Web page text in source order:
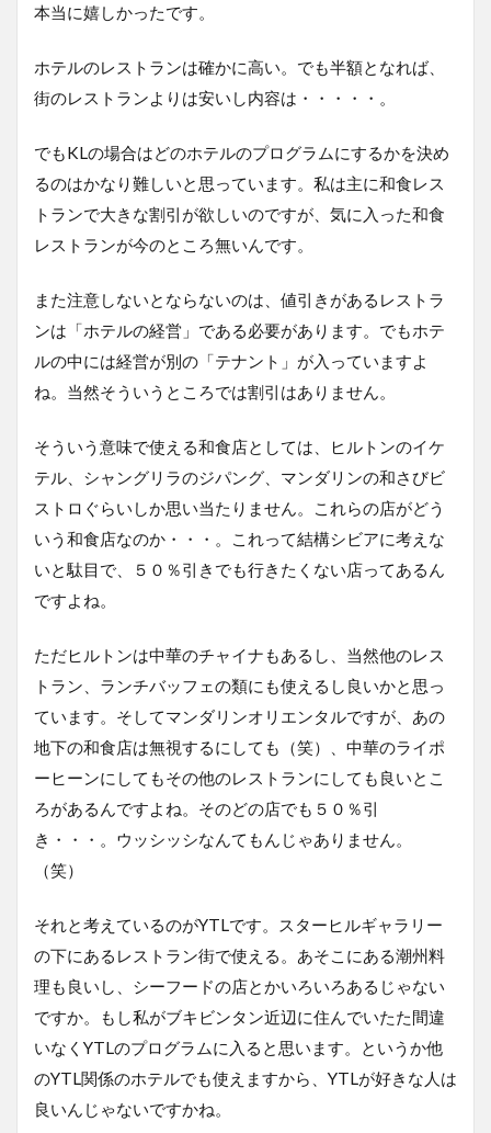
本当に嬉しかったです。
ホテルのレストランは確かに高い。でも半額となれば、
街のレストランよりは安いし内容は・・・・・。
でもKLの場合はどのホテルのプログラムにするかを決め
るのはかなり難しいと思っています。私は主に和食レス
トランで大きな割引が欲しいのですが、気に入った和食
レストランが今のところ無いんです。
また注意しないとならないのは、値引きがあるレストラ
ンは「ホテルの経営」である必要があります。でもホテ
ルの中には経営が別の「テナント」が入っていますよ
ね。当然そういうところでは割引はありません。
そういう意味で使える和食店としては、ヒルトンのイケ
テル、シャングリラのジパング、マンダリンの和さびビ
ストロぐらいしか思い当たりません。これらの店がどう
いう和食店なのか・・・。これって結構シビアに考えな
いと駄目で、５０％引きでも行きたくない店ってあるん
ですよね。
ただヒルトンは中華のチャイナもあるし、当然他のレス
トラン、ランチバッフェの類にも使えるし良いかと思っ
ています。そしてマンダリンオリエンタルですが、あの
地下の和食店は無視するにしても（笑）、中華のライポ
ーヒーンにしてもその他のレストランにしても良いとこ
ろがあるんですよね。そのどの店でも５０％引
き・・・。ウッシッシなんてもんじゃありません。
（笑）
それと考えているのがYTLです。スターヒルギャラリー
の下にあるレストラン街で使える。あそこにある潮州料
理も良いし、シーフードの店とかいろいろあるじゃない
ですか。もし私がブキビンタン近辺に住んでいたた間違
いなくYTLのプログラムに入ると思います。というか他
のYTL関係のホテルでも使えますから、YTLが好きな人は
良いんじゃないですかね。